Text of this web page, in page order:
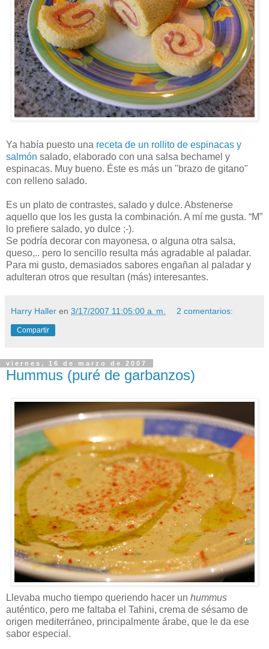
Ya había puesto una receta de un rollito de espinacas y
salmón salado, elaborado con una salsa bechamel y
espinacas. Muy bueno. Éste es más un "brazo de gitano"
con relleno salado.
Es un plato de contrastes, salado y dulce. Abstenerse
aquello que los les gusta la combinación. A mí me gusta. “M”
lo prefiere salado, yo dulce ;-).
Se podría decorar con mayonesa, o alguna otra salsa,
queso,.. pero lo sencillo resulta más agradable al paladar.
Para mi gusto, demasiados sabores engañan al paladar y
adulteran otros que resultan (más) interesantes.
Harry Haller en 3/17/2007 11:05:00 a. m. 2 comentarios:
Compartir
viernes, 16 de marzo de 2007
Hummus (puré de garbanzos)
Llevaba mucho tiempo queriendo hacer un hummus
auténtico, pero me faltaba el Tahini, crema de sésamo de
origen mediterráneo, principalmente árabe, que le da ese
sabor especial.